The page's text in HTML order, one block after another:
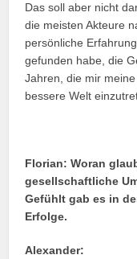
Das soll aber nicht
die meisten Akteure
persönliche
gefunden habe, die
Jahren, die mir
bessere Welt
Florian:Woran
gesellschaftliche
Gefühlt gab es in
Erfolge.
Alexander: